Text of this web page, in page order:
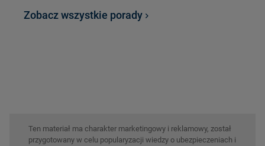
Zobacz wszystkie porady
Ten materiał ma charakter marketingowy i reklamowy, został
przygotowany w celu popularyzacji wiedzy o ubezpieczeniach i